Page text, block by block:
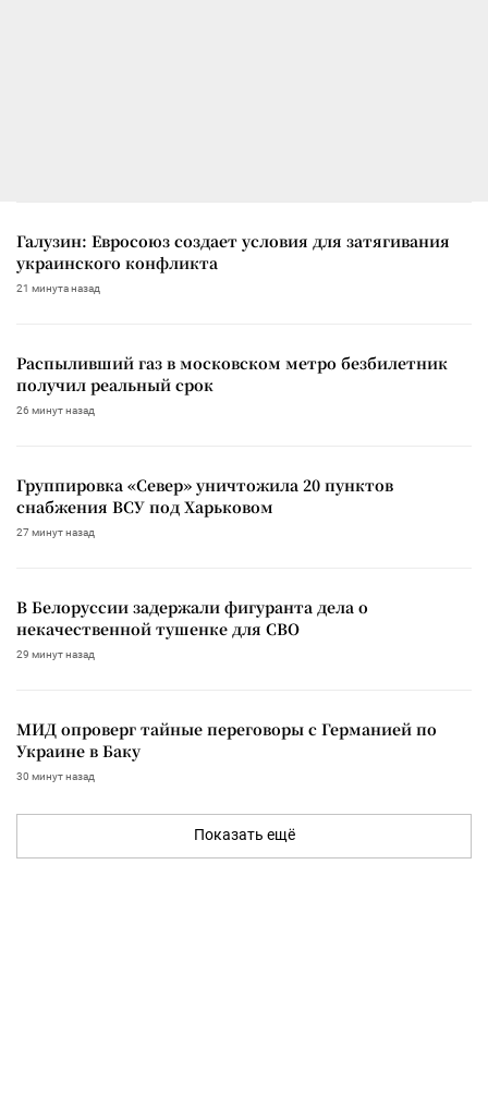
Галузин: Евросоюз создает условия для затягивания
украинского конфликта
21 минута назад
Распыливший газ в московском метро безбилетник
получил реальный срок
26 минут назад
Группировка «Север» уничтожила 20 пунктов
снабжения ВСУ под Харьковом
27 минут назад
В Белоруссии задержали фигуранта дела о
некачественной тушенке для СВО
29 минут назад
МИД опроверг тайные переговоры с Германией по
Украине в Баку
30 минут назад
Показать ещё